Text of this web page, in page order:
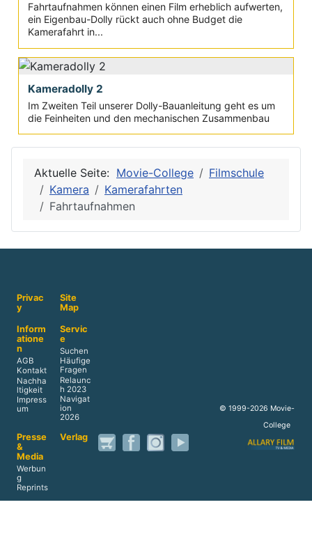
Gerade DSLR Filmer sind häufiger mit Slidern
anzutreffen. Wo machen diese Sinn und wo bringen sie
nur Frust?
Kameradolly
Fahrtaufnahmen können einen Film erheblich aufwerten,
ein Eigenbau-Dolly rückt auch ohne Budget die
Kamerafahrt in...
Kameradolly 2
Im Zweiten Teil unserer Dolly-Bauanleitung geht es um
Fahrtaufnahmen
Privac
y
Site
Map
atione
n
AGB
Kontakt
Nachha
ltigkeit
Impress
e
Navigat